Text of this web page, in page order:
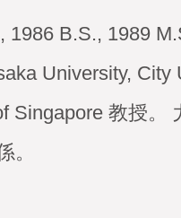
B.S., 1989
University, City
Singapore 教授。
。